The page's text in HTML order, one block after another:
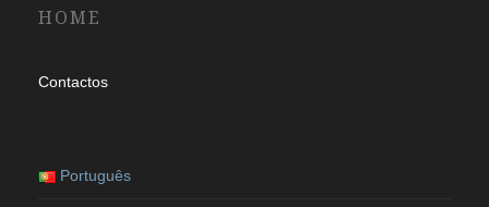
HOME
Contactos
Português